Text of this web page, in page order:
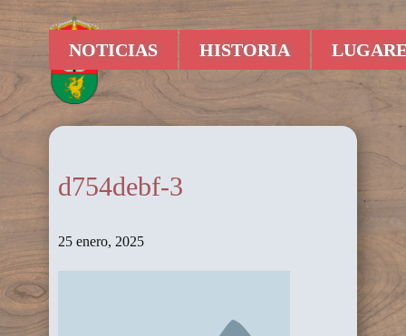
NOTICIAS HISTORIA
d754debf-3
25 enero, 2025